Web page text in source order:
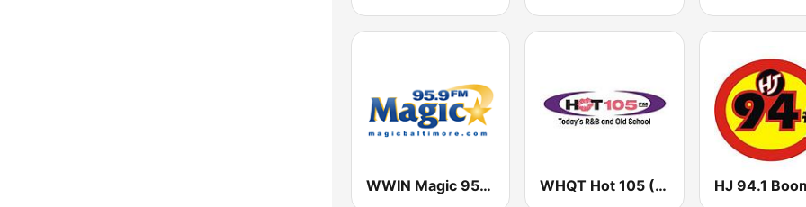
WWIN Magic 95.9 FM WHQT Hot 105 (US Only) HJ 94.1